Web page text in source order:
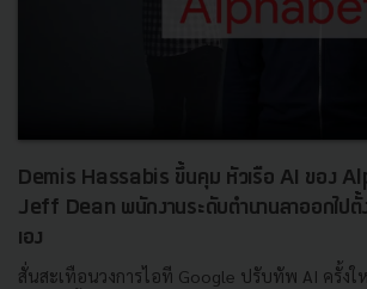
Demis Hassabis ขึ้นคุม หัวเรือ AI ของ
Jeff Dean พนักงานระดับตำนานลาออกไป
เอง
สั่นสะเทือนวงการไอที Google ปรับทัพ AI ครั้งใ